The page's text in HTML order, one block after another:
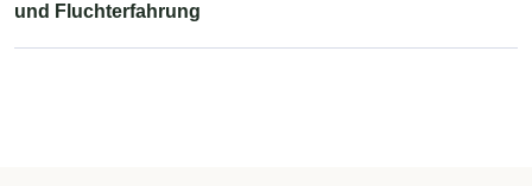
und Fluchterfahrung